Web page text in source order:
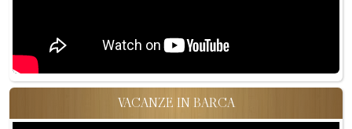
VACANZE IN BARCA